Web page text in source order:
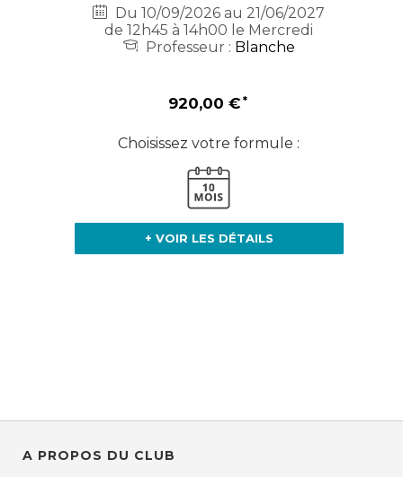
Du 10/09/2026 au 21/06/2027
de 12h45 à 14h00 le Mercredi
Professeur : Blanche
920,00 €
Choisissez votre formule :
+ VOIR LES DÉTAILS
A PROPOS DU CLUB